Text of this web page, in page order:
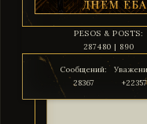
PESOS & POSTS:
287480 | 890
Сообщений:
28367
+22357